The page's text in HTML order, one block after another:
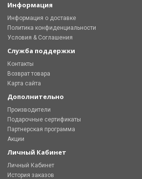
Информация
Информация о доставке
Политика конфиденциальности
Условия & Соглашения
Служба поддержки
Контакты
Возврат товара
Карта сайта
Дополнительно
Производители
Подарочные сертификаты
Партнерская программа
Акции
Личный Кабинет
Личный Кабинет
История заказов